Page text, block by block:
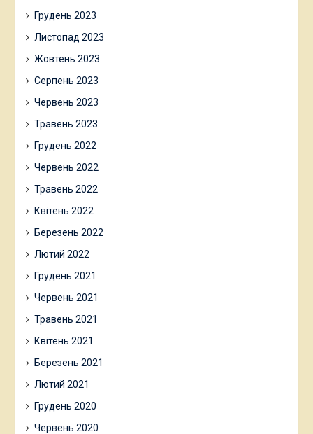
Грудень 2023
Листопад 2023
Жовтень 2023
Серпень 2023
Червень 2023
Травень 2023
Грудень 2022
Червень 2022
Травень 2022
Квітень 2022
Березень 2022
Лютий 2022
Грудень 2021
Червень 2021
Травень 2021
Квітень 2021
Березень 2021
Лютий 2021
Грудень 2020
Червень 2020